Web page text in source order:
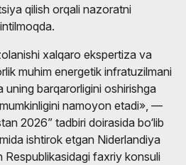
qilish orqali nazoratni
xalqaro ekspertiza va
muhim energetik infratuzilmani
barqarorligini oshirishga
namoyon etadi», —
2026” tadbiri doirasida bo‘lib
ishtirok etgan Niderlandiya
Respublikasidagi faxriy konsuli